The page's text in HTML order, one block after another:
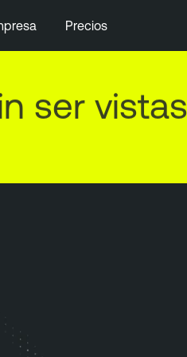
Precios
ser vistas